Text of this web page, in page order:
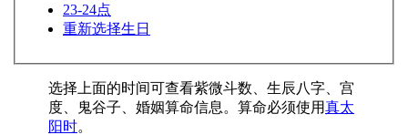
23-24点
重新选择生日
选择上面的时间可查看紫微斗数、生辰八字、宫
度、鬼谷子、婚姻算命信息。算命必须使用真太
阳时。